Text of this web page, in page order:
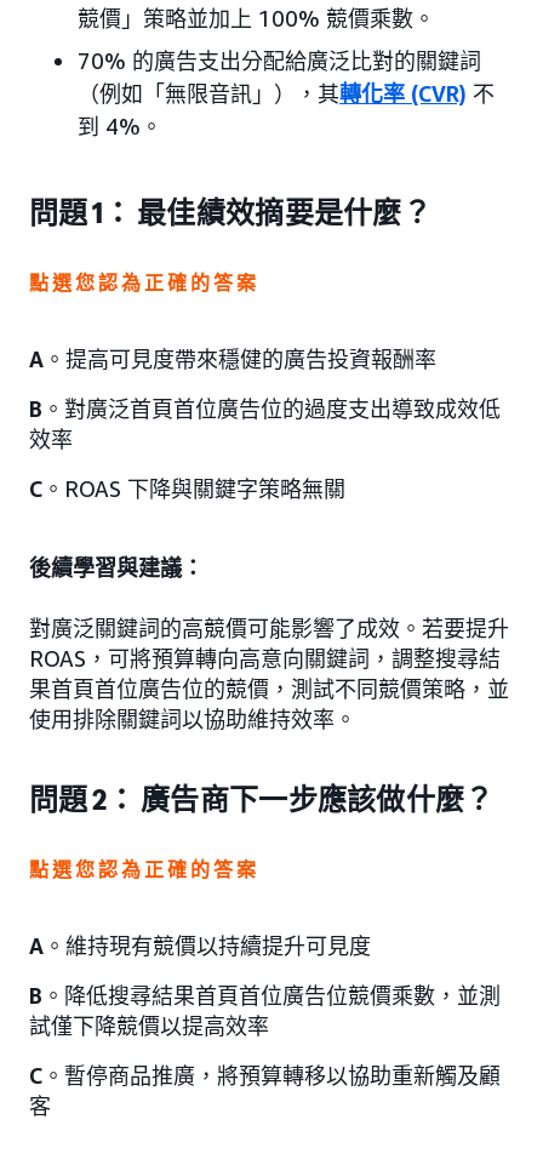
競價」策略並加上 100% 競價乘數。
70% 的廣告支出分配給廣泛比對的關鍵詞
（例如「無限音訊」），其轉化率 (CVR) 不
到 4%。
問題 1： 最佳績效摘要是什麼？
點選您認為正確的答案
A 。提高可見度帶來穩健的廣告投資報酬率
B 。對廣泛首頁首位廣告位的過度支出導致成效低
效率
C 。ROAS 下降與關鍵字策略無關
後續學習與建議：
對廣泛關鍵詞的高競價可能影響了成效。若要提升
ROAS，可將預算轉向高意向關鍵詞，調整搜尋結
果首頁首位廣告位的競價，測試不同競價策略，並
使用排除關鍵詞以協助維持效率。
問題 2： 廣告商下一步應該做什麼？
點選您認為正確的答案
A 。維持現有競價以持續提升可見度
B 。降低搜尋結果首頁首位廣告位競價乘數，並測
試僅下降競價以提高效率
C 。暫停商品推廣，將預算轉移以協助重新觸及顧
客